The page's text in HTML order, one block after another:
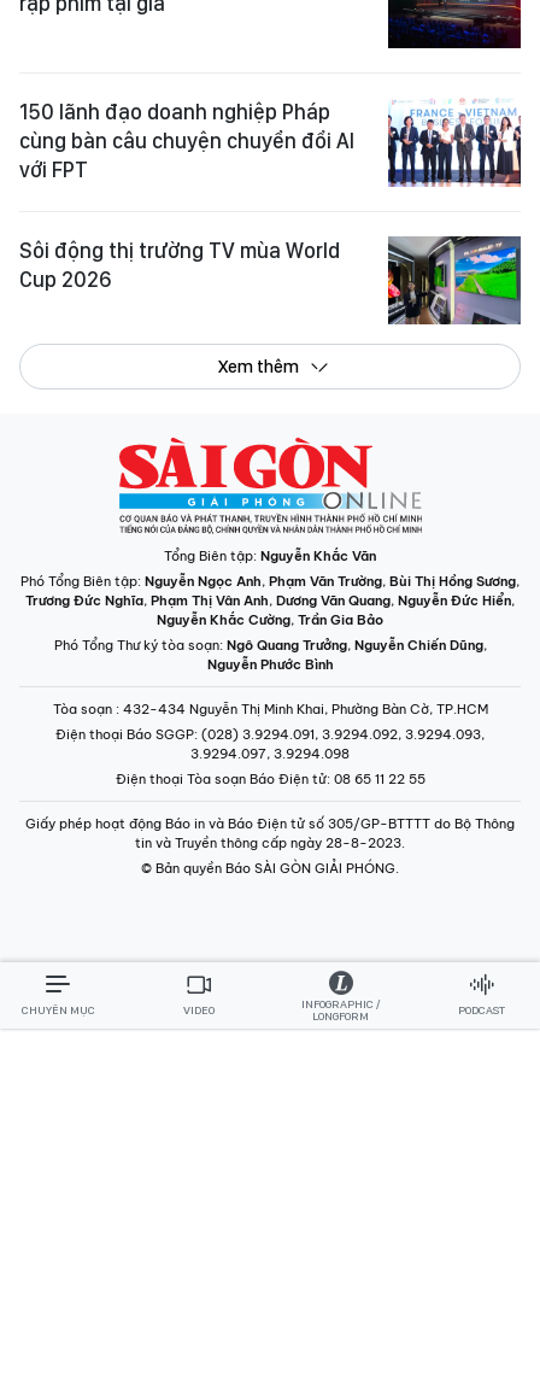
150 lãnh đạo doanh nghiệp Pháp
cùng bàn câu chuyện chuyển đổi AI
với FPT
Sôi động thị trường TV mùa World
Cup 2026
Xem thêm
Tổng Biên tập: Nguyễn Khắc Văn
Phó Tổng Biên tập: Nguyễn Ngọc Anh, Phạm Văn Trường, Bùi Thị Hồng Sương,
Trương Đức Nghĩa, Phạm Thị Vân Anh, Dương Văn Quang, Nguyễn Đức Hiển,
Nguyễn Khắc Cường, Trần Gia Bảo
Phó Tổng Thư ký tòa soạn: Ngô Quang Trưởng, Nguyễn Chiến Dũng,
Nguyễn Phước Bình
Tòa soạn : 432-434 Nguyễn Thị Minh Khai, Phường Bàn Cờ, TP.HCM
Điện thoại Báo SGGP: (028) 3.9294.091, 3.9294.092, 3.9294.093,
3.9294.097, 3.9294.098
Điện thoại Tòa soạn Báo Điện tử: 08 65 11 22 55
Giấy phép hoạt động Báo in và Báo Điện tử số 305/GP-BTTTT do Bộ Thông
tin và Truyền thông cấp ngày 28-8-2023.
© Bản quyền Báo SÀI GÒN GIẢI PHÓNG.
CHUYÊN MỤC VIDEO
INFOGRAPHIC /
LONGFORM
PODCAST